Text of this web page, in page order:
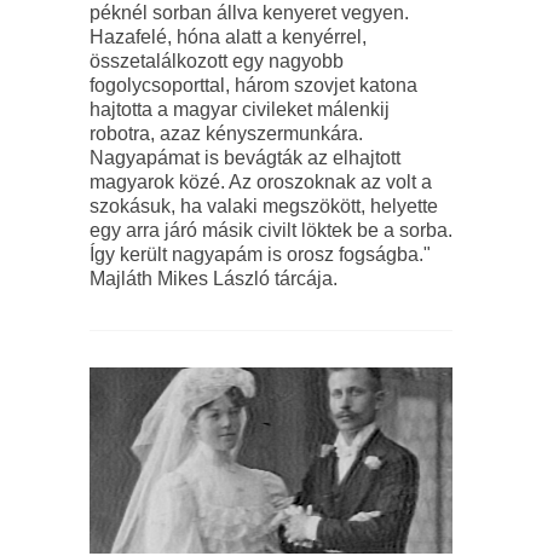
péknél sorban állva kenyeret vegyen.
Hazafelé, hóna alatt a kenyérrel,
összetalálkozott egy nagyobb
fogolycsoporttal, három szovjet katona
hajtotta a magyar civileket málenkij
robotra, azaz kényszermunkára.
Nagyapámat is bevágták az elhajtott
magyarok közé. Az oroszoknak az volt a
szokásuk, ha valaki megszökött, helyette
egy arra járó másik civilt löktek be a sorba.
Így került nagyapám is orosz fogságba."
Majláth Mikes László tárcája.